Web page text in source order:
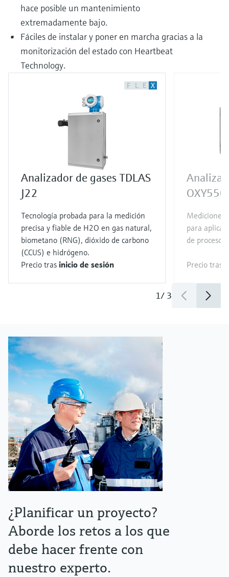
hace posible un mantenimiento
extremadamente bajo.
Fáciles de instalar y poner en marcha gracias a la
monitorización del estado con Heartbeat
Technology.
F L E X
Analizador de gases TDLAS
J22
Tecnología probada para la medición
precisa y fiable de H2O en gas natural,
biometano (RNG), dióxido de carbono
(CCUS) e hidrógeno.
Precio tras inicio de sesión
Mediciones
para
de proceso
Precio tras
1/ 3
¿Planificar un proyecto?
Aborde los retos a los que
debe hacer frente con
nuestro experto.